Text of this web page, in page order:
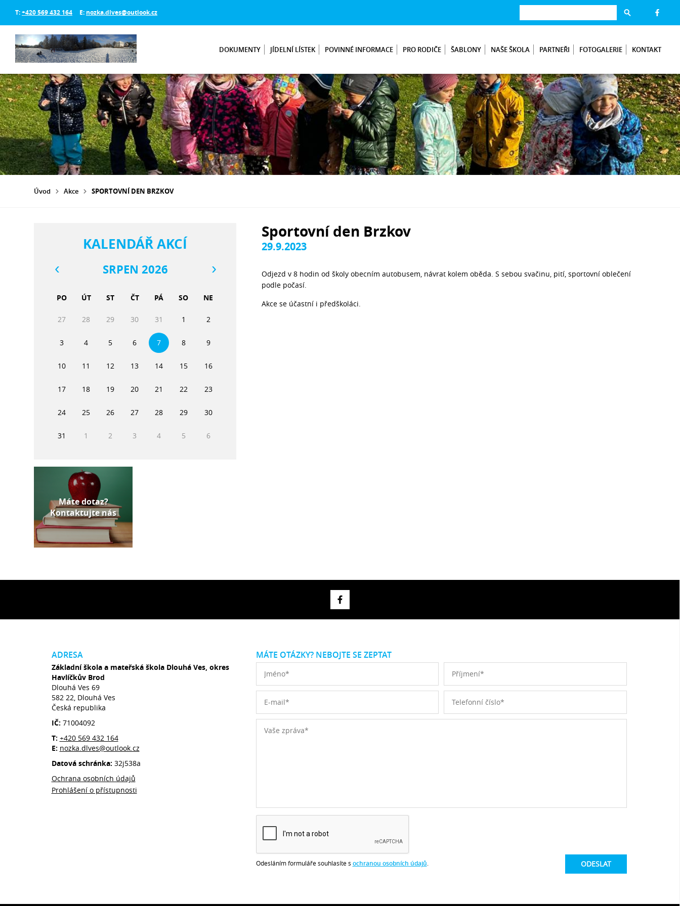
T:+420 569 432 164 E: nozka.dlves@outlook.cz
DOKUMENTY JÍDELNÍ LÍSTEK POVINNÉ INFORMACE PRO RODIČE ŠABLONY NAŠE ŠKOLA PARTNEŘI FOTOGALERIE KONTAKT
Úvod Akce SPORTOVNÍ DEN BRZKOV
Sportovní den Brzkov
29.9.2023
Odjezd v 8 hodin od školy obecním autobusem, návrat kolem oběda. S sebou svačinu, pití, sportovní oblečení
podle počasí.
Akce se účastní i předškoláci.
KALENDÁŘ AKCÍ
SRPEN 2026
PO ÚT ST ČT PÁ SO NE
27 28 29 30 31 1 2
3 4 5 6 7 8 9
10 11 12 13 14 15 16
17 18 19 20 21 22 23
24 25 26 27 28 29 30
31 1 2 3 4 5 6
Máte dotaz?
Kontaktujte nás
ADRESA
Základní škola a mateřská škola Dlouhá Ves, okres
Havlíčkův Brod
Dlouhá Ves 69
582 22, Dlouhá Ves
Česká republika
IČ: 71004092
T: +420 569 432 164
E: nozka.dlves@outlook.cz
Datová schránka: 32j538a
Ochrana osobních údajů
Prohlášení o přístupnosti
MÁTE OTÁZKY? NEBOJTE SE ZEPTAT
Odesláním formuláře souhlasíte s ochranou osobních údajů